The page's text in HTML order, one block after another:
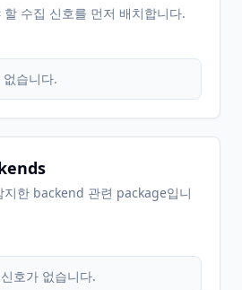
수집 신호를 먼저 배치합니다.
습니다.
지한 backend 관련 package입니
호가 없습니다.